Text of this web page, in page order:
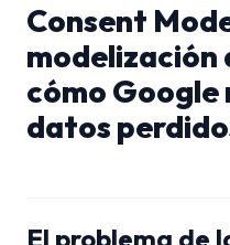
Consent
modelización
cómo Google
datos
El problema de